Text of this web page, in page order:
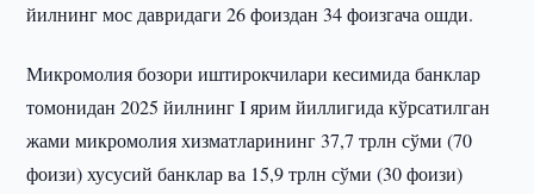
йилнинг мос давридаги 26 фоиздан 34 фоизгача ошди.
Микромолия бозори иштирокчилари кесимида банклар
томонидан 2025 йилнинг I ярим йиллигида кўрсатилган
жами микромолия хизматларининг 37,7 трлн сўми (70
фоизи) хусусий банклар ва 15,9 трлн сўми (30 фоизи)